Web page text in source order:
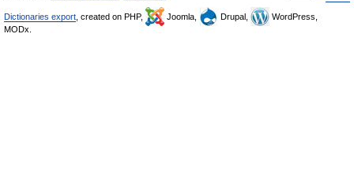
Dictionaries export , created on PHP, Joomla, Drupal,
WordPress,
MODx.